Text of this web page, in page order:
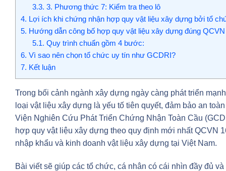
3.3. 3. Phương thức 7: Kiểm tra theo lô
4. Lợi ích khi chứng nhận hợp quy vật liệu xây dựng bởi tổ
5. Hướng dẫn công bố hợp quy vật liệu xây dựng đúng
5.1. Quy trình chuẩn gồm 4 bước:
6. Vì sao nên chọn tổ chức uy tín như GCDRI?
7. Kết luận
Trong bối cảnh ngành xây dựng ngày càng phát triển
loại vật liệu xây dựng là yếu tố tiên quyết, đảm bảo an
Viện Nghiên Cứu Phát Triển Chứng Nhận Toàn Cầu
hợp quy vật liệu xây dựng theo quy định mới nhất QCVN
nhập khẩu và kinh doanh vật liệu xây dựng tại Việt Nam.
Bài viết sẽ giúp các tổ chức, cá nhân có cái nhìn đầy đủ